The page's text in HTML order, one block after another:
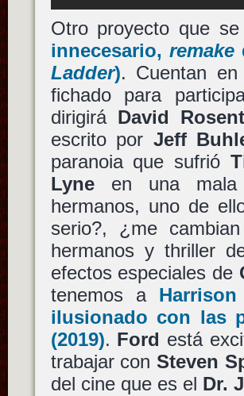
Otro proyecto que
innecesario, remake
Ladder). Cuentan
fichado para
dirigirá David
escrito por Jeff
paranoia que sufrió
Lyneen una mala
hermanos, uno de
serio?, ¿me
hermanos y thriller
efectos especiales de
tenemos a
ilusionado con las
(2019). Ford está
trabajar conSteven
del cine que es el Dr.